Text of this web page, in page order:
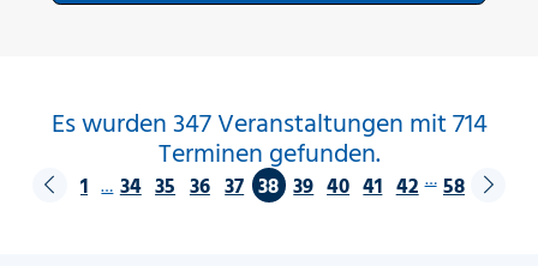
Es wurden 347 Veranstaltungen mit 714
Terminen gefunden.
1 … 34 35 36 37 38 39 40 41 42 … 58